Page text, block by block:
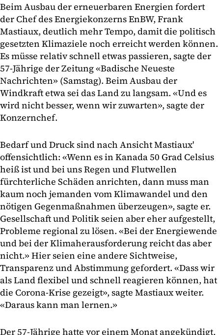
Beim Ausbau der erneuerbaren Energien fordert
der Chef des Energiekonzerns EnBW, Frank
Mastiaux, deutlich mehr Tempo, damit die politisch
gesetzten Klimaziele noch erreicht werden können.
Es müsse relativ schnell etwas passieren, sagte der
57-Jährige der Zeitung «Badische Neueste
Nachrichten» (Samstag). Beim Ausbau der
Windkraft etwa sei das Land zu langsam. «Und es
wird nicht besser, wenn wir zuwarten», sagte der
Konzernchef.
Bedarf und Druck sind nach Ansicht Mastiaux'
offensichtlich: «Wenn es in Kanada 50 Grad Celsius
heiß ist und bei uns Regen und Flutwellen
fürchterliche Schäden anrichten, dann muss man
kaum noch jemanden vom Klimawandel und den
nötigen Gegenmaßnahmen überzeugen», sagte er.
Gesellschaft und Politik seien aber eher aufgestellt,
Probleme regional zu lösen. «Bei der Energiewende
und bei der Klimaherausforderung reicht das aber
nicht.» Hier seien eine andere Sichtweise,
Transparenz und Abstimmung gefordert. «Dass wir
als Land flexibel und schnell reagieren können, hat
die Corona-Krise gezeigt», sagte Mastiaux weiter.
«Daraus kann man lernen.»
Der 57-Jährige hatte vor einem Monat angekündigt,